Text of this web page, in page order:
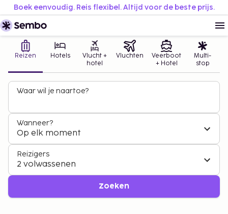
Boek eenvoudig. Reis flexibel. Altijd voor de beste prijs.
Reizen Hotels
Vlucht +
hotel
Vluchten
Veerboot
+ Hotel
Multi-
stop
Waar wil je naartoe?
Wanneer?
Op elk moment
Reizigers
2 volwassenen
Zoeken